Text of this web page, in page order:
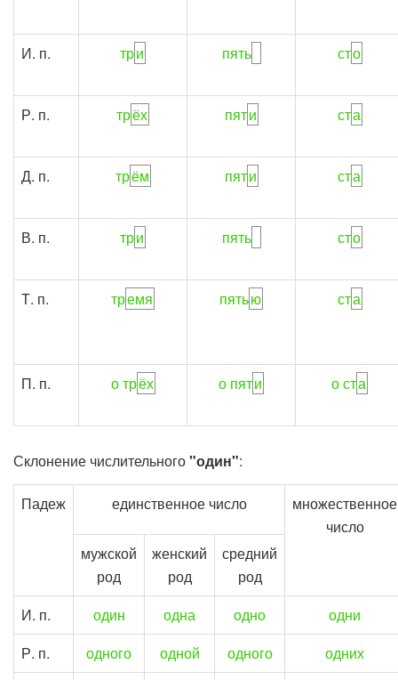
И. п. три пять сто
Р. п. трёх пяти ста
Д. п. трём пяти ста
В. п. три пять сто
Т. п. тремя пятью ста
П. п. о трёх о пяти о ста
Склонение числительного"один":
Падеж единственное число
множественное
число
мужской
род
женский
род
средний
род
И. п.
один одна одно
одни
Р. п.
одного одной одного
одних